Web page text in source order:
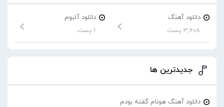
دانلود آهنگ
3,608 پست
دانلود آلبوم
1 پست
جدیدترین ها
دانلود آهنگ هونام گفته بودم